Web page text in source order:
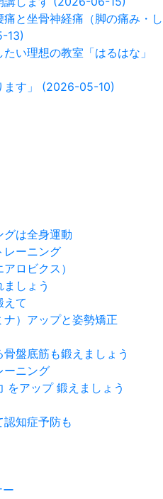
痛と坐骨神経痛（脚の痛み・し
13)
い理想の教室「はるはな」
ます」 (2026-05-10)
グは全身運動
レーニング
ロビクス）
しょう
えて
）アップと姿勢矯正
盤底筋も鍛えましょう
ーニング
をアップ 鍛えましょう
知症予防も